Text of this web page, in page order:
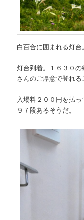
白百合に囲まれる灯台。
灯台到着。１６３０
さんのご厚意で登れる
入場料２００円を払っ
９７段あるそうだ。